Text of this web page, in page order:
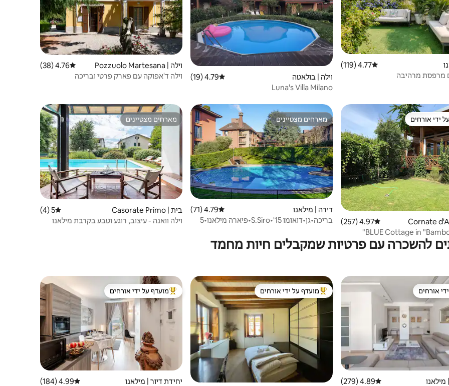
דירוג ממוצע של 4.77 מתוך 5, 119 ביקורות
4.77 (119)
מרפסת מרהיבה
וילה | בולאטה דירוג ממוצע של 4.79 מתוך 5, 19 ביקורות
4.79 (19)
Luna's Villa Milano
וילה | Pozzuolo Martesana דירוג ממוצע של 4.76 מתוך 5, 38 ביקורות
4.76 (38)
וילה ד'אפוקה עם פארק פרטי ובריכה
נכסים מועדפים על ידי אורחים
ידי אורחים
דירוג ממוצע של 4.97 מתוך 5, 257 ביקורות
4.97 (257)
BLUE
מארחים מצטיינים
מארחים מצטיינים
דירה | מילאנו דירוג ממוצע של 4.79 מתוך 5, 71 ביקורות
4.79 (71)
בריכה•גן•דואומו 15'•S.Siro•פיארה מילאנו•5
מארחים מצטיינים
מארחים מצטיינים
בית | Casorate Primo דירוג ממוצע של 5 מתוך 5, 4 ביקורות
5 (4)
וילה וואנה - עיצוב, רוגע וטבע בקרבת מילאנו
להשכרה עם פרטיות שמקבלים חיות מחמד
אורחים
אורחים
מילאנו דירוג ממוצע של 4.89 מתוך 5, 279 ביקורות
4.89 (279)
מוביל בקרב נכסים מועדפים על ידי אורחים
מועדף על ידי אורחים מוביל בקרב נכסים מועדפים על ידי אורחים
מועדף על ידי אורחים
יחידת דיור | מילאנו דירוג ממוצע של 4.99 מתוך 5, 184 ביקורות
4.99 (184)